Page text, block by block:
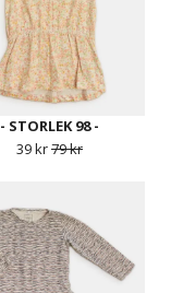
- STORLEK 98 -
39 kr79 kr